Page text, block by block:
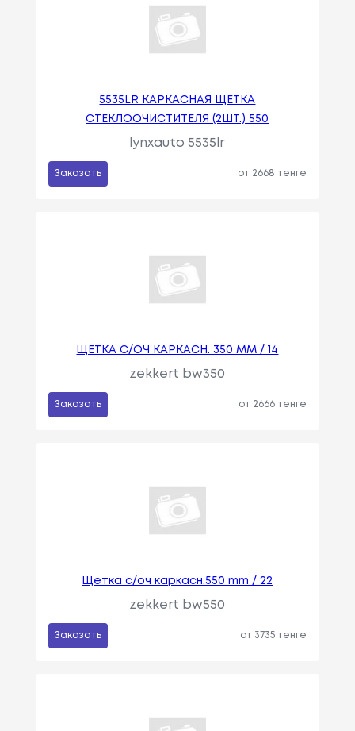
5535LR КАРКАСНАЯ ЩЕТКА
СТЕКЛООЧИСТИТЕЛЯ (2ШТ.) 550
lynxauto 5535lr
Заказать от 2668 тенге
ЩЕТКА С/ОЧ КАРКАСН. 350 MM / 14
zekkert bw350
Заказать от 2666 тенге
Щетка с/оч каркасн.550 mm / 22
zekkert bw550
Заказать от 3735 тенге